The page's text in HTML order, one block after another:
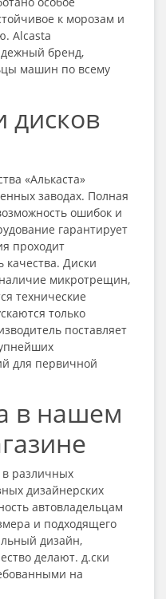
к морозам и
Alcasta
бренд,
машин по всему
дисков
«Алькаста»
заводах. Полная
ошибок и
гарантирует
проходит
качества. Диски
микротрещин,
технические
только
поставляет
для первичной
в нашем
различных
дизайнерских
автовладельцам
и подходящего
дизайн,
делают. д.ски
на